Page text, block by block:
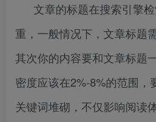
文章的标题在搜索引擎
重，一般情况下，文章标题
其次你的内容要和文章标题
密度应该在2%-8%的范围，
关键词堆砌，不仅影响阅读